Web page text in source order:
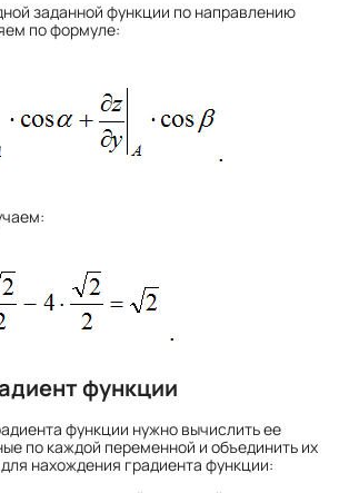
заданной функции по направлению
по формуле:
функции
функции нужно вычислить ее
по каждой переменной и объединить их
нахождения градиента функции: